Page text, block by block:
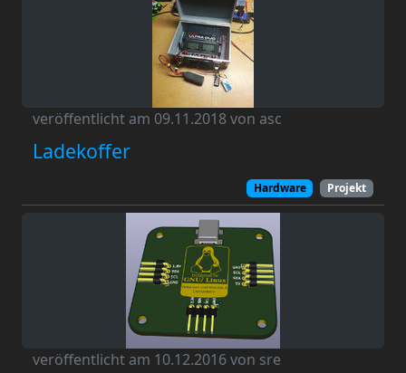
veröffentlicht am 09.11.2018 von asc
Ladekoffer
Hardware Projekt
veröffentlicht am 10.12.2016 von sre